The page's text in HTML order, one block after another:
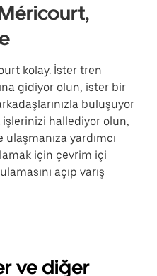
kolay. İster tren
gidiyor olun, ister bir
buluşuyor
hallediyor olun,
yardımcı
için çevrim içi
açıp varış
ve diğer